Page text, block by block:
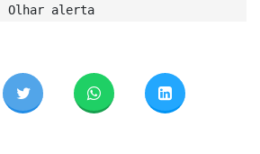
Olhar alerta